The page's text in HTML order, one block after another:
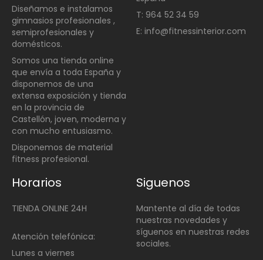
Diseñamos e instalamos
gimnasios profesionales ,
semiprofesionales y
domésticos.
Somos una tienda online
que envía a toda España y
disponemos de una
extensa exposición y tienda
en la provincia de
Castellón, joven, moderna y
con mucho entusiasmo.
Disponemos de material
fitness profesional.
T: 964 52 34 59
E: info@fitnessinterior.com
Horarios
TIENDA ONLINE 24H
Atención telefónica:
Lunes a viernes
Siguenos
Mantente al día de todas
nuestras novedades y
síguenos en nuestras redes
sociales.